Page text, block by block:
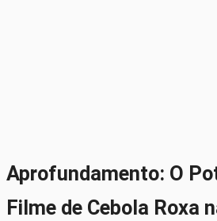
Aprofundamento: O
Filme de Cebola Roxa